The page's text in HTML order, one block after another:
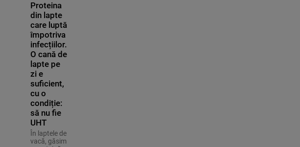
Proteina
din lapte
care luptă
împotriva
infecțiilor.
O cană de
lapte pe
zi e
suficient,
cu o
condiție:
să nu fie
UHT
În laptele de
vacă, găsim